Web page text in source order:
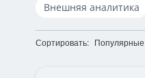
Внешняя аналитика
Сортировать: Популярные